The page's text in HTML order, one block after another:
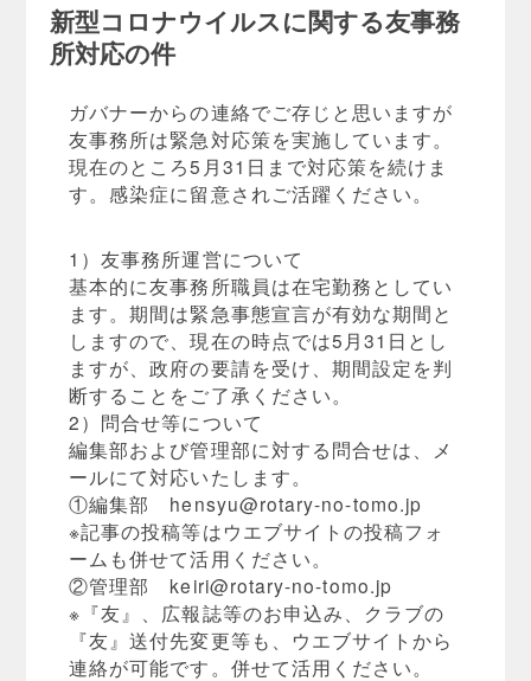
新型コロナウイルスに関する友事務
所対応の件
ガバナーからの連絡でご存じと思いますが
友事務所は緊急対応策を実施しています。
現在のところ5月31日まで対応策を続けま
す。感染症に留意されご活躍ください。
1）友事務所運営について
基本的に友事務所職員は在宅勤務としてい
ます。期間は緊急事態宣言が有効な期間と
しますので、現在の時点では5月31日とし
ますが、政府の要請を受け、期間設定を判
断することをご了承ください。
2）問合せ等について
編集部および管理部に対する問合せは、メ
ールにて対応いたします。
①編集部 hensyu@rotary-no-tomo.jp
※記事の投稿等はウエブサイトの投稿フォ
ームも併せて活用ください。
②管理部 keiri@rotary-no-tomo.jp
※『友』、広報誌等のお申込み、クラブの
『友』送付先変更等も、ウエブサイトから
連絡が可能です。併せて活用ください。